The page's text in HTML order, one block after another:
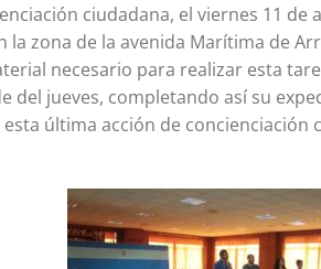
ciudadana, el viernes 11 de
la zona de la avenida Marítima de
necesario para realizar esta
del jueves, completando así su
última acción de